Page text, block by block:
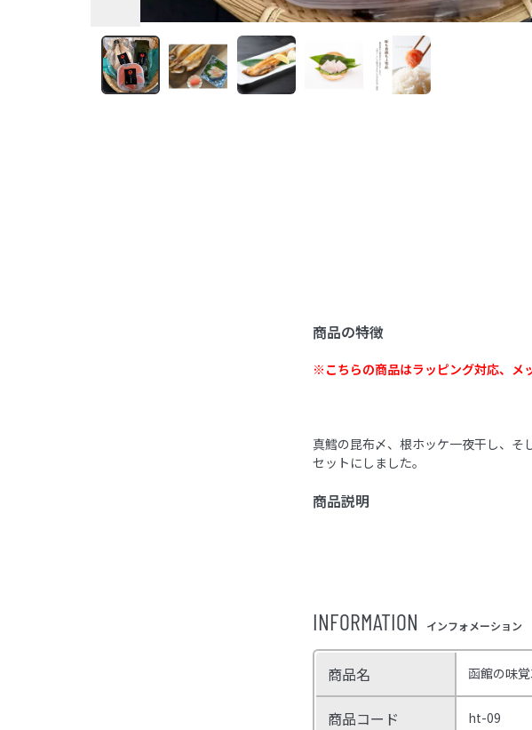
商品の特徴
※こちらの商品はラッピング対応、メ
真鱈の昆布〆、根ホッケ一夜干し、そ
セットにしました。
商品説明
INFORMATION インフォメーション
商品名 函館の味
商品コード ht-09